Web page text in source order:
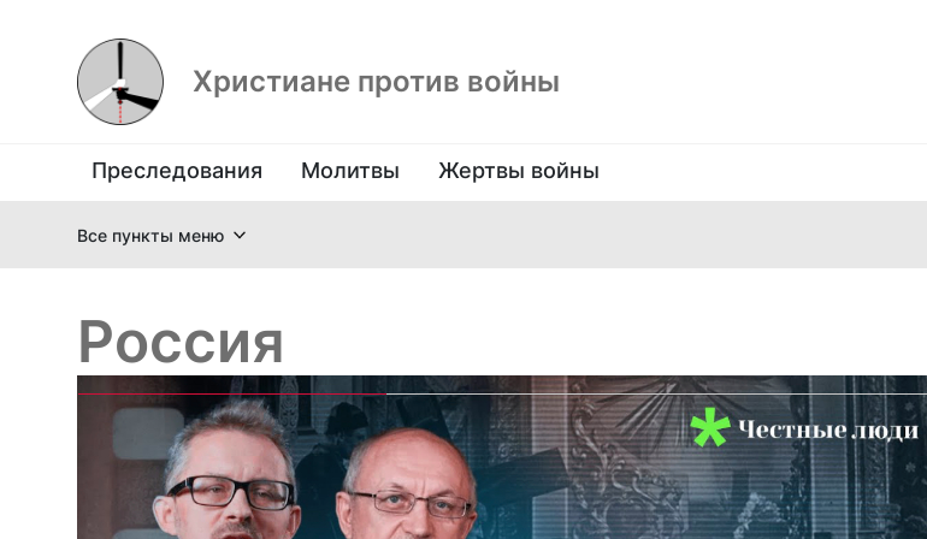
Христиане против войны
Преследования Молитвы Жертвы войны
Все пункты меню
Россия